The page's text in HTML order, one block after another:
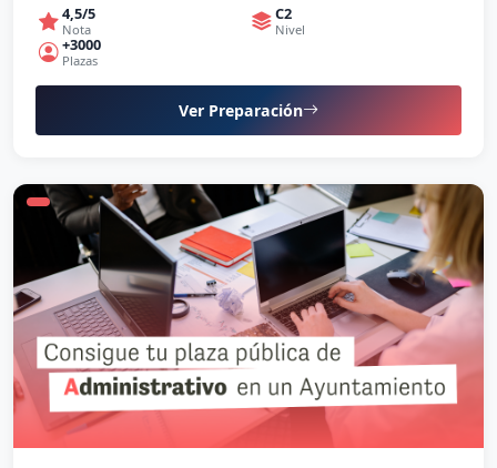
4,5/5
Nota
C2
Nivel
+3000
Plazas
Ver Preparación